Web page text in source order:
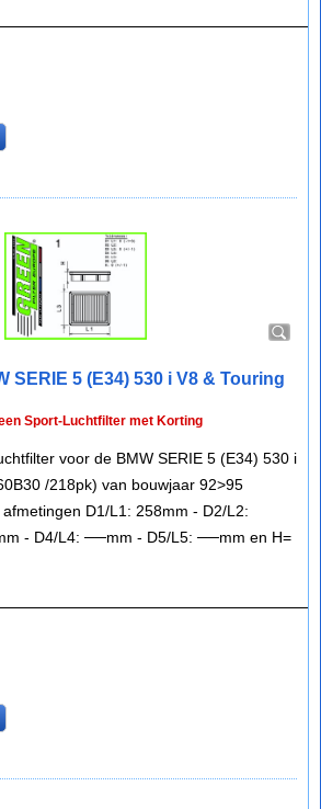
SERIE 5 (E34) 530 i V8 & Touring
Sport-Luchtfilter met Korting
voor de BMW SERIE 5 (E34) 530 i
/218pk) van bouwjaar 92>95
D1/L1: 258mm - D2/L2:
- D4/L4: ──mm - D5/L5: ──mm en H=